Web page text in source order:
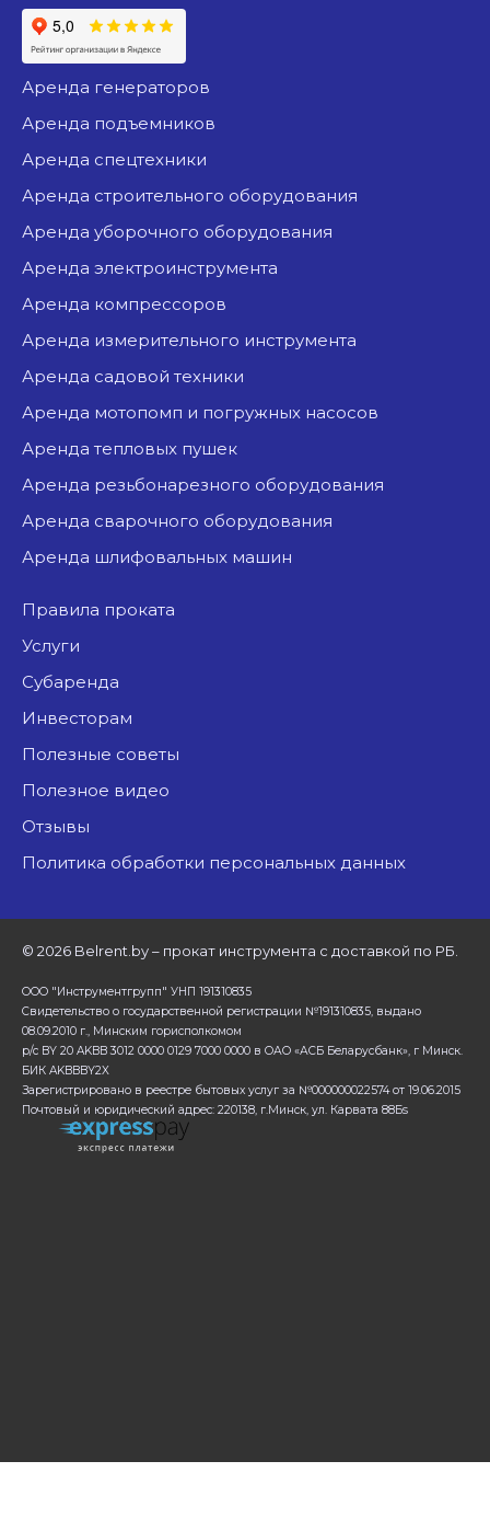
аренда генераторов
аренда подъемников
аренда спецтехники
аренда строительного оборудования
аренда уборочного оборудования
аренда электроинструмента
аренда компрессоров
аренда измерительного инструмента
аренда садовой техники
аренда мотопомп и погружных насосов
аренда тепловых пушек
аренда резьбонарезного оборудования
аренда сварочного оборудования
аренда шлифовальных машин
Правила проката
Услуги
Субаренда
Инвесторам
Полезные советы
Полезное видео
Отзывы
Политика обработки персональных данных
© 2026 Belrent.by – прокат инструмента с доставкой по РБ.
ООО "Инструментгрупп" УНП 191310835
Свидетельство о государственной регистрации №191310835, выдано
08.09.2010 г., Минским горисполкомом
р/с BY 20 AKBB 3012 0000 0129 7000 0000 в ОАО «АСБ Беларусбанк», г Минск.
БИК AKBBBY2X
Зарегистрировано в реестре бытовых услуг за №000000022574 от 19.06.2015
Почтовый и юридический адрес: 220138, г.Минск, ул. Карвата 88Бs